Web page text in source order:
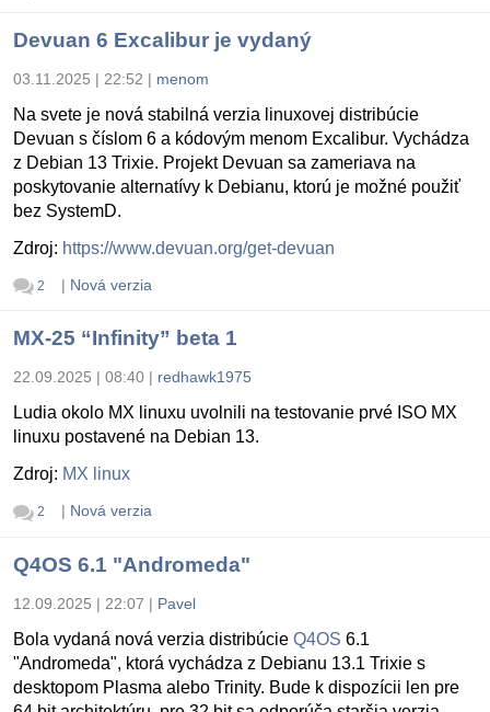
Devuan 6 Excalibur je vydaný
03.11.2025 | 22:52 | menom
Na svete je nová stabilná verzia linuxovej distribúcie
Devuan s číslom 6 a kódovým menom Excalibur. Vychádza
z Debian 13 Trixie. Projekt Devuan sa zameriava na
poskytovanie alternatívy k Debianu, ktorú je možné použiť
bez SystemD.
Zdroj: https://www.devuan.org/get-devuan
2 | Nová verzia
MX-25 “Infinity” beta 1
22.09.2025 | 08:40 | redhawk1975
Ludia okolo MX linuxu uvolnili na testovanie prvé ISO MX
linuxu postavené na Debian 13.
Zdroj: MX linux
2 | Nová verzia
Q4OS 6.1 "Andromeda"
12.09.2025 | 22:07 | Pavel
Bola vydaná nová verzia distribúcie Q4OS 6.1
"Andromeda", ktorá vychádza z Debianu 13.1 Trixie s
desktopom Plasma alebo Trinity. Bude k dispozícii len pre